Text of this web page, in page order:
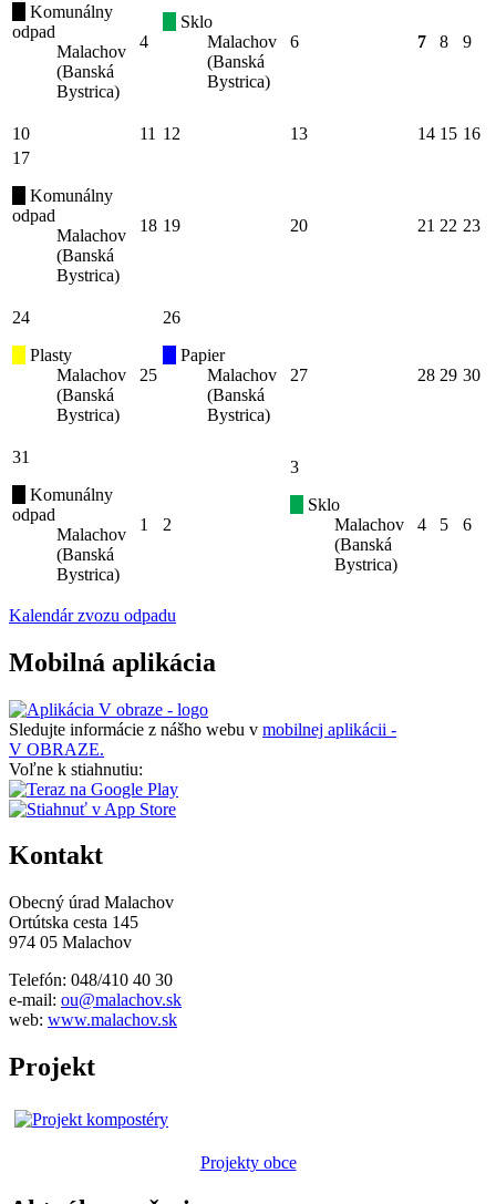
Komunálny
odpad
Malachov
(Banská
Bystrica)
4
Sklo
Malachov
(Banská
Bystrica)
6 7 8 9
10 11 12 13 14 15 16
17
Komunálny
odpad
Malachov
(Banská
Bystrica)
18 19 20 21 22 23
24
Plasty
Malachov
(Banská
Bystrica)
25
26
Papier
Malachov
(Banská
Bystrica)
27 28 29 30
31
Komunálny
odpad
Malachov
(Banská
Bystrica)
1 2
3
Sklo
Malachov
(Banská
Bystrica)
4 5 6
Kalendár zvozu odpadu
Mobilná aplikácia
Sledujte informácie z nášho webu v mobilnej aplikácii -
V OBRAZE.
Voľne k stiahnutiu:
Kontakt
Obecný úrad Malachov
Ortútska cesta 145
974 05 Malachov
Telefón: 048/410 40 30
e-mail: ou@malachov.sk
web: www.malachov.sk
Projekt
Projekty obce